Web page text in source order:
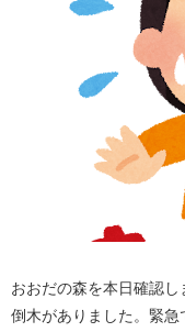
おおだの森を本日確認
倒木がありました。緊